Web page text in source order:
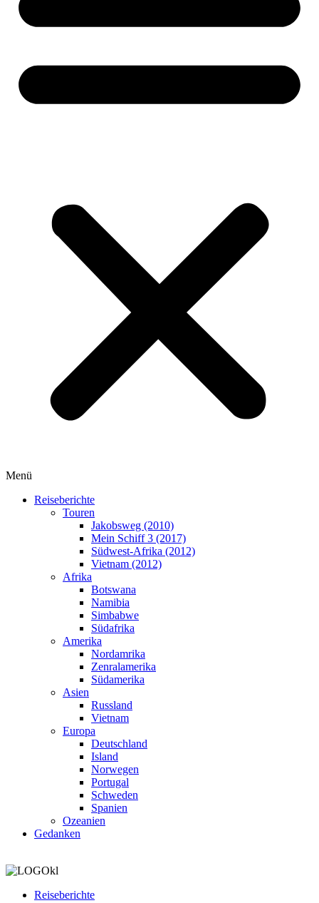
Menü
Reiseberichte
Touren
Jakobsweg (2010)
Mein Schiff 3 (2017)
Südwest-Afrika (2012)
Vietnam (2012)
Afrika
Botswana
Namibia
Simbabwe
Südafrika
Amerika
Nordamrika
Zenralamerika
Südamerika
Asien
Russland
Vietnam
Europa
Deutschland
Island
Norwegen
Portugal
Schweden
Spanien
Ozeanien
Gedanken
Reiseberichte